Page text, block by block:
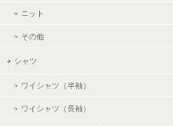
ニット
その他
シャツ
ワイシャツ（半袖）
ワイシャツ（長袖）